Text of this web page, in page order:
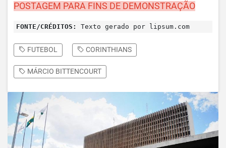
POSTAGEM PARA FINS DE DEMONSTRAÇÃO
FONTE/CRÉDITOS: Texto gerado por lipsum.com
FUTEBOL CORINTHIANS
MÁRCIO BITTENCOURT